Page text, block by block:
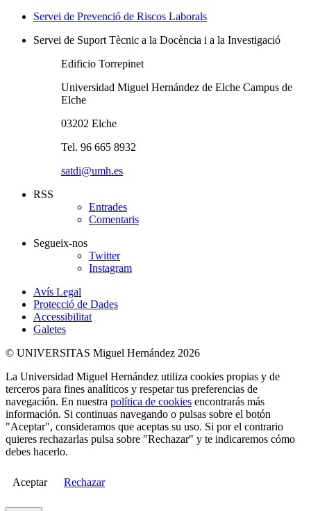
Servei de Prevenció de Riscos Laborals
Servei de Suport Tècnic a la Docència i a la Investigació
Edificio Torrepinet
Universidad Miguel Hernández de Elche Campus de
Elche
03202 Elche
Tel. 96 665 8932
satdi@umh.es
RSS
Entrades
Comentaris
Segueix-nos
Twitter
Instagram
Avís Legal
Protecció de Dades
Accessibilitat
Galetes
© UNIVERSITAS Miguel Hernández 2026
La Universidad Miguel Hernández utiliza cookies propias y de
terceros para fines analíticos y respetar tus preferencias de
navegación. En nuestra política de cookies encontrarás más
información. Si continuas navegando o pulsas sobre el botón
"Aceptar", consideramos que aceptas su uso. Si por el contrario
quieres rechazarlas pulsa sobre "Rechazar" y te indicaremos cómo
debes hacerlo.
Aceptar Rechazar